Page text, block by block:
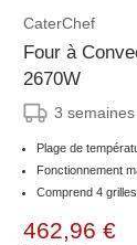
CaterChef
Four à
2670W
3 semaines
Plage de
Fonctionnement
Comprend 4
462,96 €